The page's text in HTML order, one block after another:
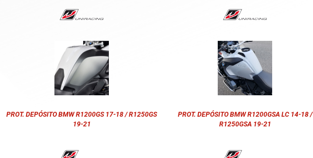
PROT. DEPÓSITO BMW R1200GS 17-18 / R1250GS
19-21
PROT. DEPÓSITO BMW R1200GSA LC 14-18 /
R1250GSA 19-21